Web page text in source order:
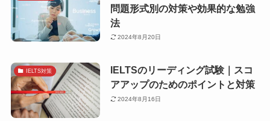
問題形式別の対策や効果的な勉強
法
2024年8月20日
IELTS対策
IELTSのリーディング試験｜スコ
アアップのためのポイントと対策
2024年8月16日